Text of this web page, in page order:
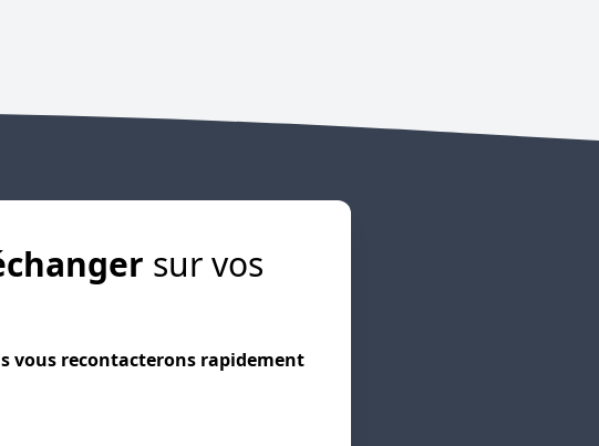
sur vos
vous recontacterons rapidement